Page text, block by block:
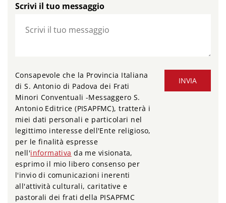
Scrivi il tuo messaggio
INVIA
Consapevole che la Provincia Italiana
di S. Antonio di Padova dei Frati
Minori Conventuali -Messaggero S.
Antonio Editrice (PISAPFMC), tratterà i
miei dati personali e particolari nel
legittimo interesse dell'Ente religioso,
per le finalità espresse
nell'informativa da me visionata,
esprimo il mio libero consenso per
l'invio di comunicazioni inerenti
all'attività culturali, caritative e
pastorali dei frati della PISAPFMC